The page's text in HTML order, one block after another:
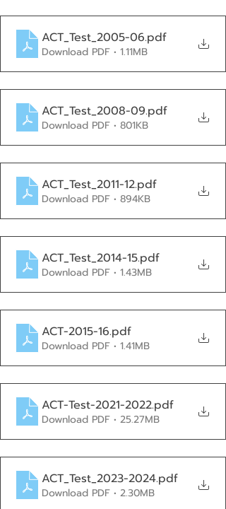
ACT_Test_2005-06.pdf
Download PDF • 1.11MB
ACT_Test_2008-09.pdf
Download PDF • 801KB
ACT_Test_2011-12.pdf
Download PDF • 894KB
ACT_Test_2014-15.pdf
Download PDF • 1.43MB
ACT-2015-16.pdf
Download PDF • 1.41MB
ACT-Test-2021-2022.pdf
Download PDF • 25.27MB
ACT_Test_2023-2024.pdf
Download PDF • 2.30MB